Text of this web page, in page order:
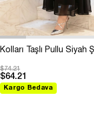
$74.21
$64.21
Kargo Bedava